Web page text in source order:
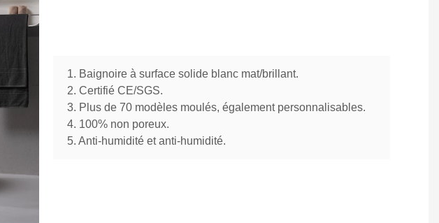
1. Baignoire à surface solide blanc mat/brillant.
2. Certifié CE/SGS.
3. Plus de 70 modèles moulés, également personnalisables.
4. 100% non poreux.
5. Anti-humidité et anti-humidité.